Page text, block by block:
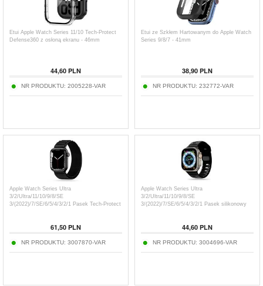
Etui Apple Watch Series 11/10 Tech-Protect
Defense360 z osłoną ekranu - 46mm
44,60 PLN
NR PRODUKTU: 2005228-VAR
Etui ze Szkłem Hartowanym do Apple Watch
Series 9/8/7 - 41mm
38,90 PLN
NR PRODUKTU: 232772-VAR
Apple Watch Series Ultra
3/2/Ultra/11/10/9/8/SE
3/(2022)/7/SE/6/5/4/3/2/1 Pasek Tech-Protect
61,50 PLN
NR PRODUKTU: 3007870-VAR
Apple Watch Series Ultra
3/2/Ultra/11/10/9/8/SE
3/(2022)/7/SE/6/5/4/3/2/1 Pasek silikonowy
44,60 PLN
NR PRODUKTU: 3004696-VAR